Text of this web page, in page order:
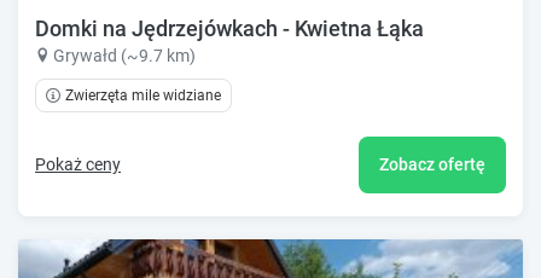
Domki na Jędrzejówkach - Kwietna Łąka
Grywałd (~9.7 km)
Zwierzęta mile widziane
Pokaż ceny Zobacz ofertę